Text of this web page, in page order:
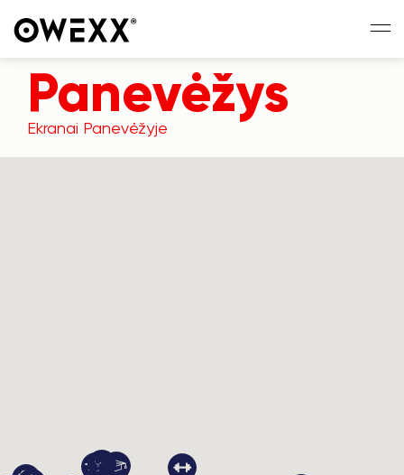
Panevėžys
Ekranai Panevėžyje